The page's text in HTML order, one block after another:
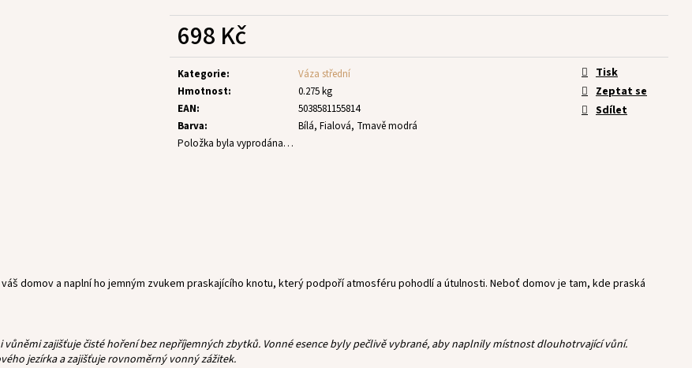
698 Kč
Měrná
cena:
Kategorie:
Váza střední
Hmotnost:
0.275 kg
EAN:
5038581155814
Barva:
Bílá, Fialová, Tmavě modrá
Položka byla vyprodána…
Tisk
Zeptat se
Sdílet
domov a naplní ho jemným zvukem praskajícího knotu, který podpoří atmosféru pohodlí a útulnosti. Neboť domov je tam, kde praská
zajišťuje čisté hoření bez nepříjemných zbytků. Vonné esence byly pečlivě vybrané, aby naplnily místnost dlouhotrvající vůní.
jezírka a zajišťuje rovnoměrný vonný zážitek.